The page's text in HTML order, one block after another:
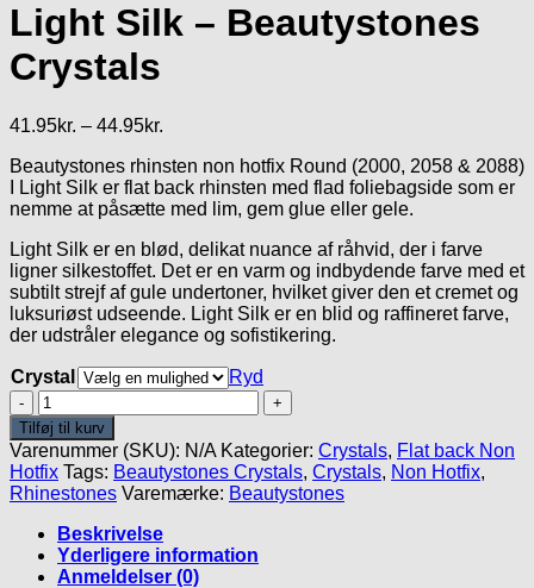
Light Silk – Beautystones
Crystals
41.95kr. – 44.95kr.
til
44.95kr.
Beautystones rhinsten non hotfix Round (2000, 2058 & 2088)
I Light Silk er flat back rhinsten med flad foliebagside som er
nemme at påsætte med lim, gem glue eller gele.
Light Silk er en blød, delikat nuance af råhvid, der i farve
ligner silkestoffet. Det er en varm og indbydende farve med et
subtilt strejf af gule undertoner, hvilket giver den et cremet og
luksuriøst udseende. Light Silk er en blid og raffineret farve,
der udstråler elegance og sofistikering.
Crystal
Ryd
Light
Silk
-
Beautystones
Crystals
antal
Tilføj til kurv
Varenummer (SKU): N/A Kategorier: Crystals, Flat back Non
Hotfix Tags: Beautystones Crystals, Crystals, Non Hotfix,
Rhinestones Varemærke: Beautystones
Beskrivelse
Yderligere information
Anmeldelser (0)